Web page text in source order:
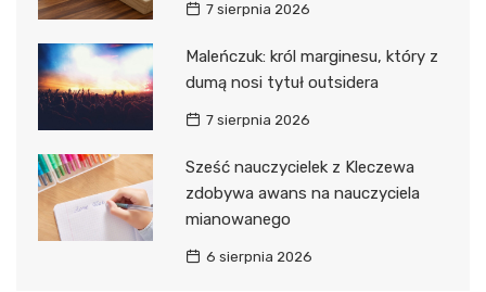
7 sierpnia 2026
Maleńczuk: król marginesu, który z
dumą nosi tytuł outsidera
7 sierpnia 2026
Sześć nauczycielek z Kleczewa
zdobywa awans na nauczyciela
mianowanego
6 sierpnia 2026